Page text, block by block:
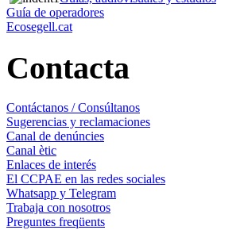
Guía de operadores
Ecosegell.cat
Contacta
Contáctanos / Consúltanos
Sugerencias y reclamaciones
Canal de denúncies
Canal ètic
Enlaces de interés
El CCPAE en las redes sociales
Whatsapp y Telegram
Trabaja con nosotros
Preguntes freqüents